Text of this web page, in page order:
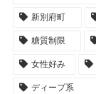
新別府町
糖質制限
女性好み
ディープ系